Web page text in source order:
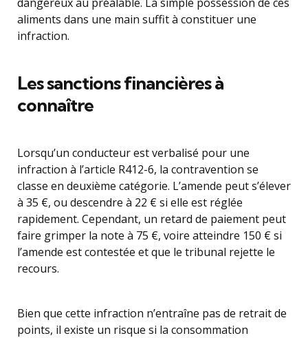
aliments dans une main suffit à constituer une
infraction.
Les sanctions financières à
connaître
Lorsqu’un conducteur est verbalisé pour une
infraction à l’article R412-6, la contravention se
classe en deuxième catégorie. L’amende peut s’élever
à 35 €, ou descendre à 22 € si elle est réglée
rapidement. Cependant, un retard de paiement peut
faire grimper la note à 75 €, voire atteindre 150 € si
l’amende est contestée et que le tribunal rejette le
recours.
Bien que cette infraction n’entraîne pas de retrait de
points, il existe un risque si la consommation